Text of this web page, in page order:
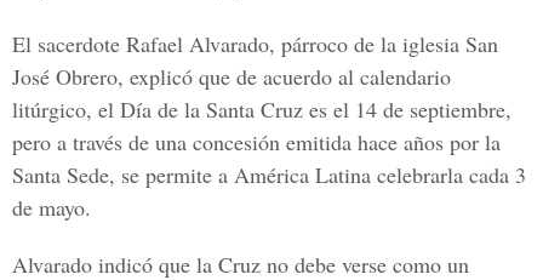
El sacerdote Rafael Alvarado, párroco de la iglesia San
José Obrero, explicó que de acuerdo al calendario
litúrgico, el Día de la Santa Cruz es el 14 de septiembre,
pero a través de una concesión emitida hace años por la
Santa Sede, se permite a América Latina celebrarla cada 3
de mayo.
Alvarado indicó que la Cruz no debe verse como un